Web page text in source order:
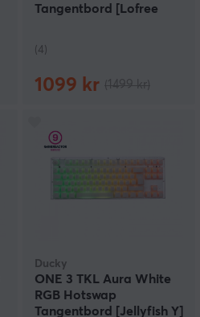
Tangentbord [Lofree
(4)
1099 kr
Ducky
ONE 3 TKL Aura White
RGB Hotswap
Tangentbord [Jellyfish Y]